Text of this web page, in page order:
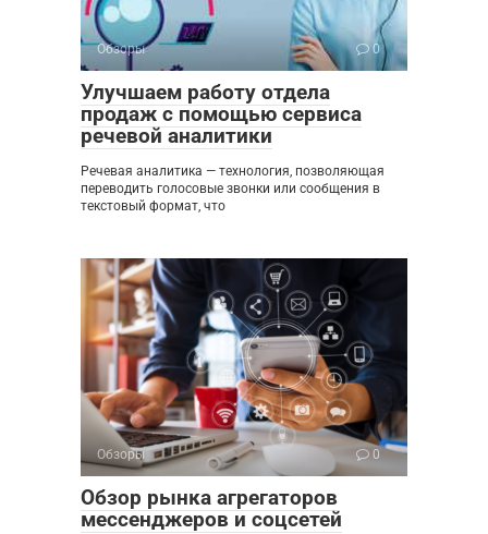
Обзоры 0
Улучшаем работу отдела
продаж с помощью сервиса
речевой аналитики
Речевая аналитика — технология, позволяющая
переводить голосовые звонки или сообщения в
текстовый формат, что
Обзоры 0
Обзор рынка агрегаторов
мессенджеров и соцсетей